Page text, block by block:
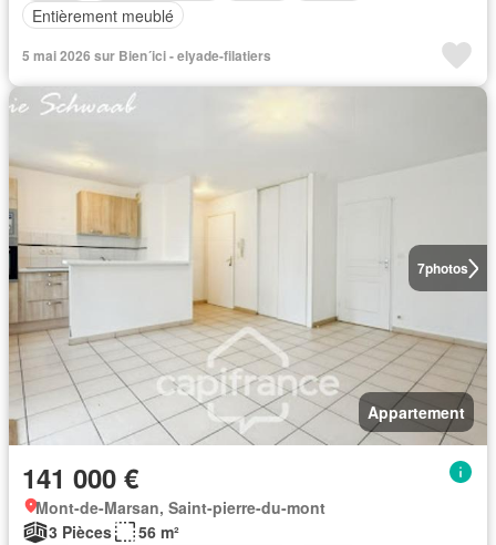
Entièrement meublé
5 mai 2026 sur Bien´ici - elyade-filatiers
7photos
Appartement
141 000 €
Mont-de-Marsan, Saint-pierre-du-mont
3 Pièces
56 m²